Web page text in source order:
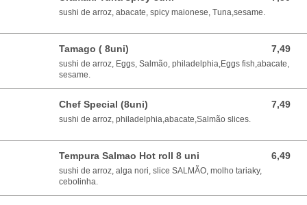
sushi de arroz, abacate, spicy maionese, Tuna,sesame.
Tamago ( 8uni) 7,49
7,49 EUR
sushi de arroz, Eggs, Salmão, philadelphia,Eggs fish,abacate,
sesame.
Chef Special (8uni) 7,49
7,49 EUR
sushi de arroz, philadelphia,abacate,Salmão slices.
Tempura Salmao Hot roll 8 uni 6,49
6,49 EUR
sushi de arroz, alga nori, slice SALMÃO, molho tariaky,
cebolinha.